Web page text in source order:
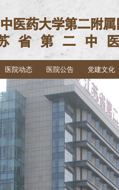
医院动态 医院公告 党建文化